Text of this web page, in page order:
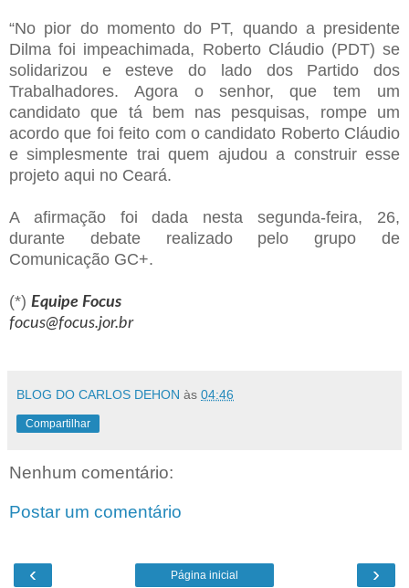
“No pior do momento do PT, quando a presidente
Dilma foi impeachimada, Roberto Cláudio (PDT) se
solidarizou e esteve do lado dos Partido dos
Trabalhadores. Agora o senhor, que tem um
candidato que tá bem nas pesquisas, rompe um
acordo que foi feito com o candidato Roberto Cláudio
e simplesmente trai quem ajudou a construir esse
projeto aqui no Ceará.
A afirmação foi dada nesta segunda-feira, 26,
durante debate realizado pelo grupo de
Comunicação GC+.
(*) Equipe Focus
focus@focus.jor.br
BLOG DO CARLOS DEHON às 04:46
Compartilhar
Nenhum comentário:
Postar um comentário
‹ ›
Página inicial